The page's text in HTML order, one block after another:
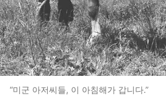
“미군 아저씨들, 이 아침해가 갑니다.”